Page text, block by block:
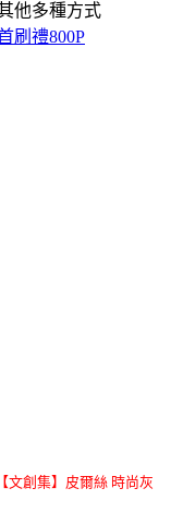
他多種方式
刷禮800P
【文創集】 皮爾絲 時尚灰